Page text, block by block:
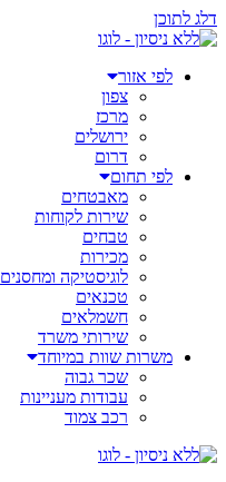
דלג לתוכן
לפי אזור
צפון
מרכז
ירושלים
דרום
לפי תחום
מאבטחים
שירות לקוחות
טבחים
מכירות
לוגיסטיקה ומחסנים
טכנאים
חשמלאים
שירותי משרד
משרות שוות במיוחד
שכר גבוה
עבודות מעניינות
רכב צמוד